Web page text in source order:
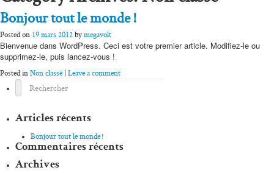
Bonjour tout le monde !
Posted on 19 mars 2012 by megavolt
Bienvenue dans WordPress. Ceci est votre premier article. Modifiez-le ou
supprimez-le, puis lancez-vous !
Posted in Non classé Leave a comment
Articles récents
Bonjour tout le monde !
Commentaires récents
Archives